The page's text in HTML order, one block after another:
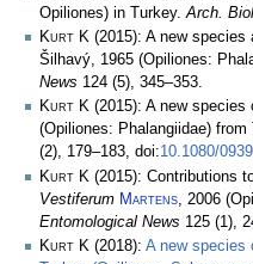
Opiliones) in Turkey.Arch.
Kurt K (2015): A new species
Šilhavý, 1965 (Opiliones:
News 124 (5), 345–353.
Kurt K (2015): A new
(Opiliones: Phalangiidae)
(2), 179–183, doi:10.1080/
Kurt K (2015): Contributions
Vestiferum Martens , 2006
Entomological News 125 (1),
Kurt K (2018): A new species